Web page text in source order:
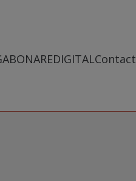
ABONAREDIGITALContact